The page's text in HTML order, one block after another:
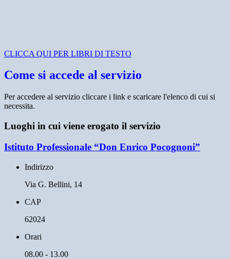
CLICCA QUI PER LIBRI DI TESTO
Come si accede al servizio
Per accedere al servizio cliccare i link e scaricare l'elenco di cui si
necessita.
Luoghi in cui viene erogato il servizio
Istituto Professionale “Don Enrico Pocognoni”
Indirizzo
Via G. Bellini, 14
CAP
62024
Orari
08.00 - 13.00